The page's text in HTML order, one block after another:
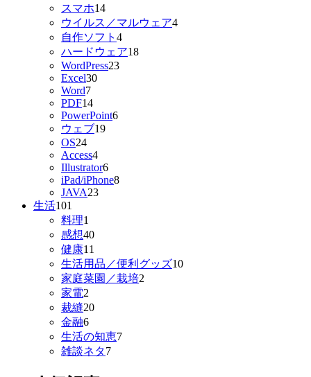
スマホ14
ウイルス／マルウェア4
自作ソフト 4
ハードウェア18
WordPress23
Excel30
Word7
PDF14
PowerPoint6
ウェブ19
OS24
Access4
Illustrator6
iPad/iPhone8
JAVA23
生活101
料理1
感想40
健康11
生活用品／便利グッズ10
家庭菜園／栽培2
家電2
裁縫20
金融6
生活の知恵7
雑談ネタ7